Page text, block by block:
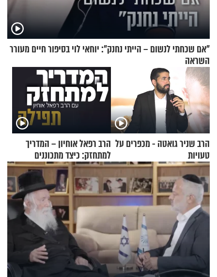
"אם שכחתי לנשום – הייתי נחנק": יוחאי לוי בסיפור חיים מעורר
השראה
הרב שניר גואטה - מכפרים על
טעויות
הרב רפאל אוחיון – המדריך
למתחזק: כיצד מתכוננים
לתפילה?